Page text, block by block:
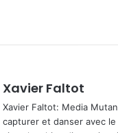
Xavier Faltot
Xavier Faltot: Media
capturer et danser avec